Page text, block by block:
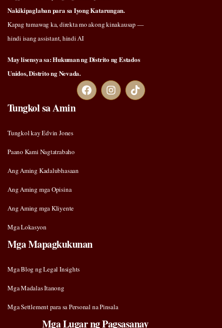
Nakikipaglaban para sa Iyong Katarungan.
Kapag tumawag ka, direkta mo akong kinakausap —
hindi isang assistant, hindi AI
May lisensya sa: Hukuman ng Distrito ng Estados
Unidos, Distrito ng Nevada.
Tungkol sa Amin
Tungkol kay Edvin Jones
Paano Kami Nagtatrabaho
Ang Aming Kadalubhasaan
Ang Aming mga Opisina
Ang Aming mga Kliyente
Mga Lokasyon
Mga Mapagkukunan
Mga Blog ng Legal Insights
Mga Madalas Itanong
Mga Settlement para sa Personal na Pinsala
Mga Lugar ng Pagsasanay